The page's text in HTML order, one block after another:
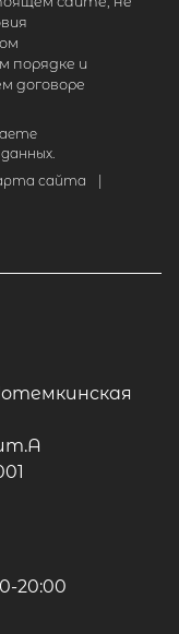
порядке и
договоре
сайта
20:00